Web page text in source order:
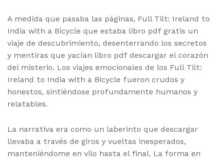
A medida que pasaba las páginas, Full Tilt: Ireland to
India with a Bicycle que estaba libro pdf gratis un
viaje de descubrimiento, desenterrando los secretos
y mentiras que yacían libro pdf descargar el corazón
del misterio. Los viajes emocionales de los Full Tilt:
Ireland to India with a Bicycle fueron crudos y
honestos, sintiéndose profundamente humanos y
relatables.
La narrativa era como un laberinto que descargar
llevaba a través de giros y vueltas inesperados,
manteniéndome en vilo hasta el final. La forma en